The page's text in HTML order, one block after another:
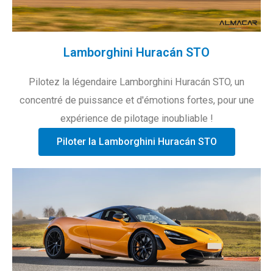
Lamborghini Huracán STO
Pilotez la légendaire Lamborghini Huracán STO, un
concentré de puissance et d'émotions fortes, pour une
expérience de pilotage inoubliable !
Piloter la Lamborghini Huracán STO